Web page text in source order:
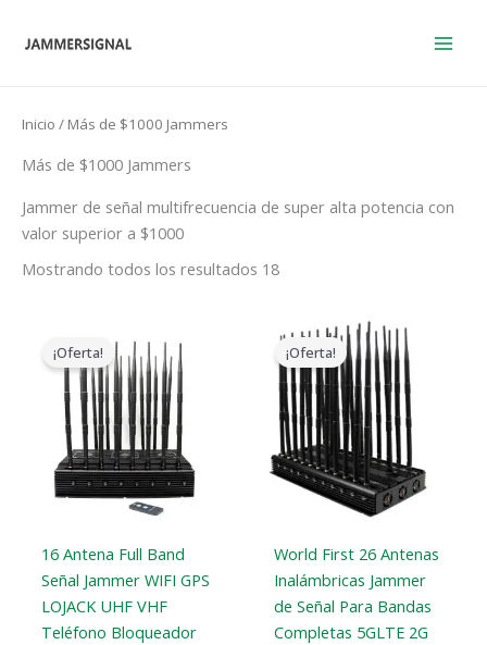
Inicio / Más de $1000 Jammers
Más de $1000 Jammers
Jammer de señal multifrecuencia de super alta potencia con
valor superior a $1000
Mostrando todos los resultados 18
¡Oferta!
16 Antena Full Band
Señal Jammer WIFI GPS
LOJACK UHF VHF
Teléfono Bloqueador
precio
original
era:
$2,399.00.
precio
actual
es:
$1,719.19.
¡Oferta!
World First 26 Antenas
Inalámbricas Jammer
de Señal Para Bandas
Completas 5GLTE 2G
El
precio
original
era:
$2,399.00.
es:
$1,699.00.